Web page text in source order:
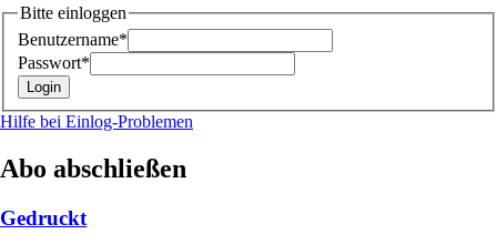
Bitte einloggen
Benutzername*
Passwort*
Hilfe bei Einlog-Problemen
Abo abschließen
Gedruckt